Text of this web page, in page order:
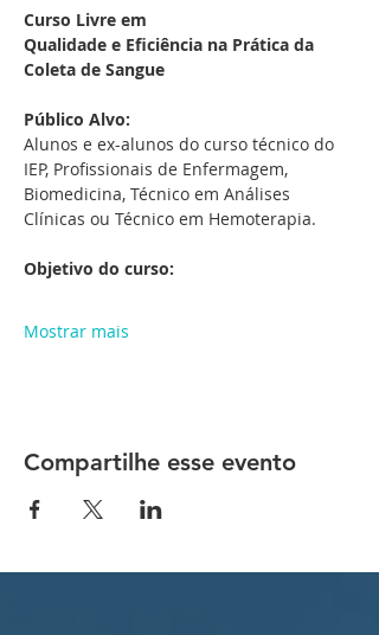
Curso Livre em
Qualidade e Eficiência na Prática da
Coleta de Sangue
Público Alvo:
Alunos e ex-alunos do curso técnico do
IEP, Profissionais de Enfermagem,
Biomedicina, Técnico em Análises
Clínicas ou Técnico em Hemoterapia.
Objetivo do curso:
Mostrar mais
Compartilhe esse evento